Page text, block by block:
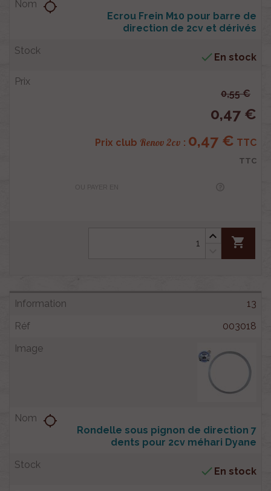
Ecrou Frein M10 pour barre de
direction de 2cv et dérivés
location_searching
 En stock
0,55 €
0,47 €
Prix club Renov 2cv : 0,47 € TTC
TTC
OU PAYER EN
shopping_cart
13
003018
Rondelle sous pignon de direction 7
dents pour 2cv méhari Dyane
location_searching
 En stock